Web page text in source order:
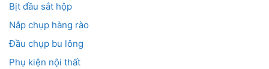
Bịt đầu sắt hộp
Nắp chụp hàng rào
Đầu chụp bu lông
Phụ kiện nội thất